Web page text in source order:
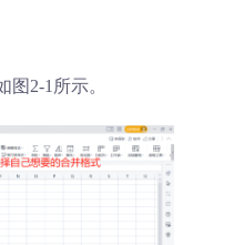
图2-1所示。